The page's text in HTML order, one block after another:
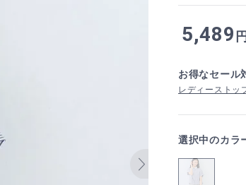
5,489
お得なセール
レディーストッ
選択中のカラ